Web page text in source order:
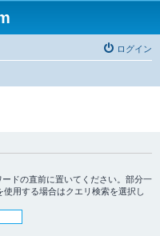
ログイン
ードの直前に置いてください。部分一
用する場合はクエリ検索を選択し